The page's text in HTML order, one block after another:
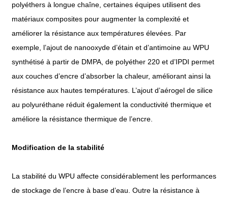
polyéthers à longue chaîne, certaines équipes utilisent des
matériaux composites pour augmenter la complexité et
améliorer la résistance aux températures élevées. Par
exemple, l’ajout de nanooxyde d’étain et d’antimoine au WPU
synthétisé à partir de DMPA, de polyéther 220 et d’IPDI permet
aux couches d’encre d’absorber la chaleur, améliorant ainsi la
résistance aux hautes températures. L’ajout d’aérogel de silice
au polyuréthane réduit également la conductivité thermique et
améliore la résistance thermique de l’encre.
Modification de la stabilité
La stabilité du WPU affecte considérablement les performances
de stockage de l’encre à base d’eau. Outre la résistance à